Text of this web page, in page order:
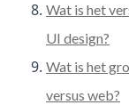
Wat is het
UI design?
Wat is het
versus web?